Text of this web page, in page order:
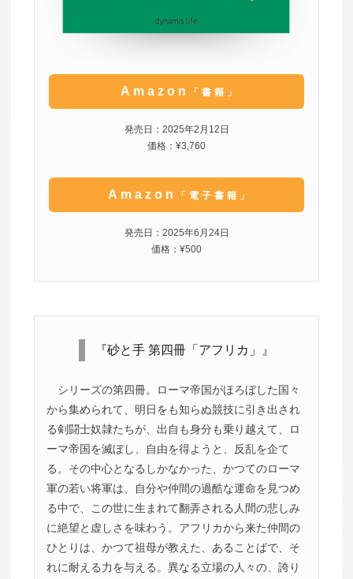
Amazon 「書籍」
発売日：2025年2月12日
価格：¥3,760
Amazon 「電子書籍」
発売日：2025年6月24日
価格：¥500
『砂と手 第四冊「アフリカ」』
シリーズの第四冊。ローマ帝国がほろぼした国々
から集められて、明日をも知らぬ競技に引き出され
る剣闘士奴隷たちが、出自も身分も乗り越えて、ロ
ーマ帝国を滅ぼし、自由を得ようと、反乱を企て
る。その中心となるしかなかった、かつてのローマ
軍の若い将軍は、自分や仲間の過酷な運命を見つめ
る中で、この世に生まれて翻弄される人間の悲しみ
に絶望と虚しさを味わう。アフリカから来た仲間の
ひとりは、かつて祖母が教えた、あることばで、そ
れに耐える力を与える。異なる立場の人々の、誇り